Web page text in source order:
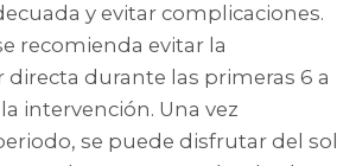
y evitar complicaciones.
recomienda evitar la
directa durante las primeras 6 a
intervención. Una vez
se puede disfrutar del sol